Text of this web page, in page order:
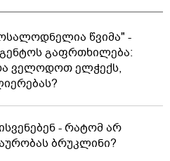
წვიმა" -
გაფრთხილება:
ველოდოთ ელჭექს,
- რატომ არ
ბრუკლინი?